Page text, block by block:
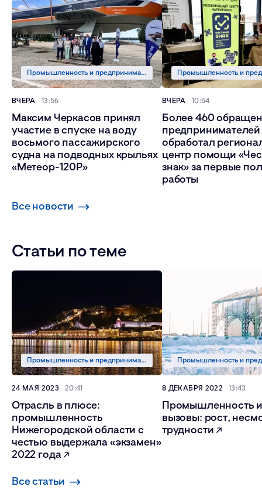
Максим Черкасов принял
участие в спуске на воду
восьмого пассажирского
судна на подводных крыльях
«Метеор-120Р»
Промышленность и предпринимательство
ВЧЕРА 13:56
Более 460
предпринимателей
обработал
центр помощи
знак» за первые
работы
ВЧЕРА 10:54
Все новости
Статьи по теме
Отрасль в плюсе:
промышленность
Нижегородской области с
честью выдержала «экзамен»
2022 года
Промышленность и предпринимательство
24 МАЯ 2023 20:41
Промышленность
вызовы: рост,
трудности
8 ДЕКАБРЯ 2022 13:43
Все статьи